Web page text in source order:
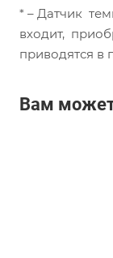
* – Датчик
входит,
приводятся в
Вам может